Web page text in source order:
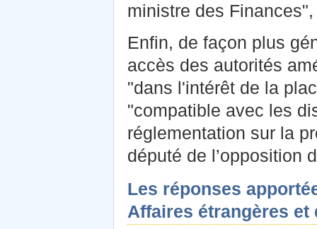
ministre des
Enfin, de façon plus
accès des autorités
"dans l'intérêt de la
"compatible avec les
réglementation sur la
député de l’opposition
Les réponses
Affaires étrangères et